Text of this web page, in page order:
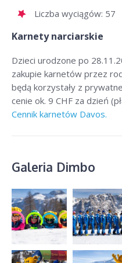
Liczba wyciągów: 57
Karnety narciarskie
Dzieci urodzone po
zakupie karnetów przez
będą korzystały z
cenie ok. 9 CHF za dzień
Cennik karnetów Davos.
Galeria Dimbo